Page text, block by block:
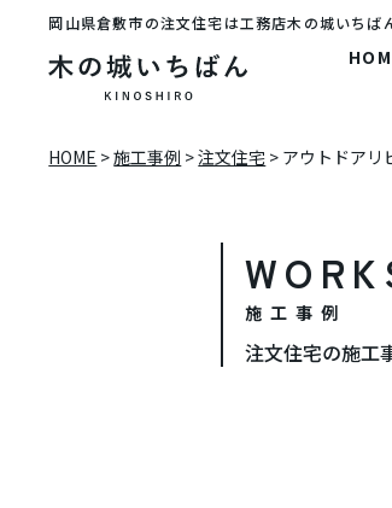
岡山県倉敷市の注文住宅は工務店木の城いちば
HOME >施工事例 >注文住宅 > アウトドアリ
施工事例
注文住宅の施工